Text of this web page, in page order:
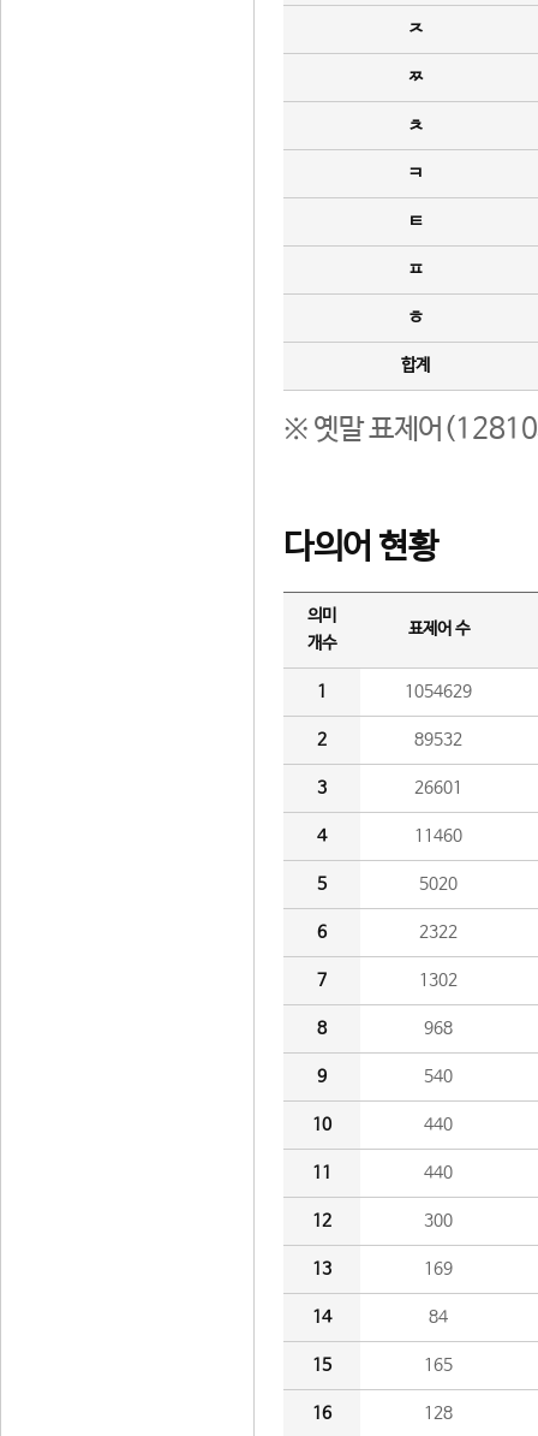
ㅈ
ㅉ
ㅊ
ㅋ
ㅌ
ㅍ
ㅎ
합계
※ 옛말 표제어(12810
다의어 현황
의미
개수
표제어 수
1 1054629
2 89532
3 26601
4 11460
5 5020
6 2322
7 1302
8 968
9 540
10 440
11 440
12 300
13 169
14 84
15 165
16 128